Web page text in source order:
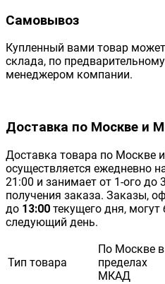
Самовывоз
Купленный вами товар
склада, по
менеджером компании.
Доставка по Москве и
Доставка товара по Москве
осуществляется ежедневно
21:00 и занимает от 1-ого до
получения заказа. Заказы,
до 13:00 текущего дня,
следующий день.
Тип товара
По Москве в
пределах
МКАД